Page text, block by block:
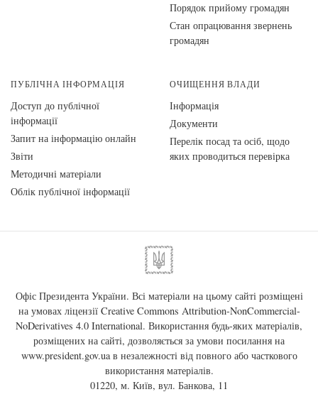
Порядок прийому громадян
Стан опрацювання звернень
громадян
ПУБЛІЧНА ІНФОРМАЦІЯ
Доступ до публічної
інформації
Запит на інформацію онлайн
Звіти
Методичні матеріали
Облік публічної інформації
ОЧИЩЕННЯ ВЛАДИ
Інформація
Документи
Перелік посад та осіб, щодо
яких проводиться перевірка
Офіс Президента України. Всі матеріали на цьому сайті розміщені
на умовах ліцензії Creative Commons Attribution-NonCommercial-
NoDerivatives 4.0 International. Використання будь-яких матеріалів,
розміщених на сайті, дозволяється за умови посилання на
www.president.gov.uaв незалежності від повного або часткового
використання матеріалів.
01220, м. Київ, вул. Банкова, 11